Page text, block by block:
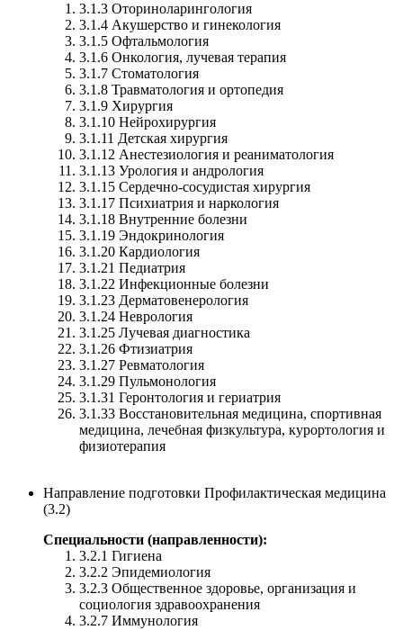
3.1.3 Оториноларингология
3.1.4 Акушерство и гинекология
3.1.5 Офтальмология
3.1.6 Онкология, лучевая терапия
3.1.7 Стоматология
3.1.8 Травматология и ортопедия
3.1.9 Хирургия
3.1.10 Нейрохирургия
3.1.11 Детская хирургия
3.1.12 Анестезиология и реаниматология
3.1.13 Урология и андрология
3.1.15 Сердечно-сосудистая хирургия
3.1.17 Психиатрия и наркология
3.1.18 Внутренние болезни
3.1.19 Эндокринология
3.1.20 Кардиология
3.1.21 Педиатрия
3.1.22 Инфекционные болезни
3.1.23 Дерматовенерология
3.1.24 Неврология
3.1.25 Лучевая диагностика
3.1.26 Фтизиатрия
3.1.27 Ревматология
3.1.29 Пульмонология
3.1.31 Геронтология и гериатрия
3.1.33 Восстановительная медицина, спортивная
медицина, лечебная физкультура, курортология и
физиотерапия
Направление подготовки Профилактическая медицина
(3.2)
Специальности (направленности):
3.2.1 Гигиена
3.2.2 Эпидемиология
3.2.3 Общественное здоровье, организация и
социология здравоохранения
3.2.7 Иммунология